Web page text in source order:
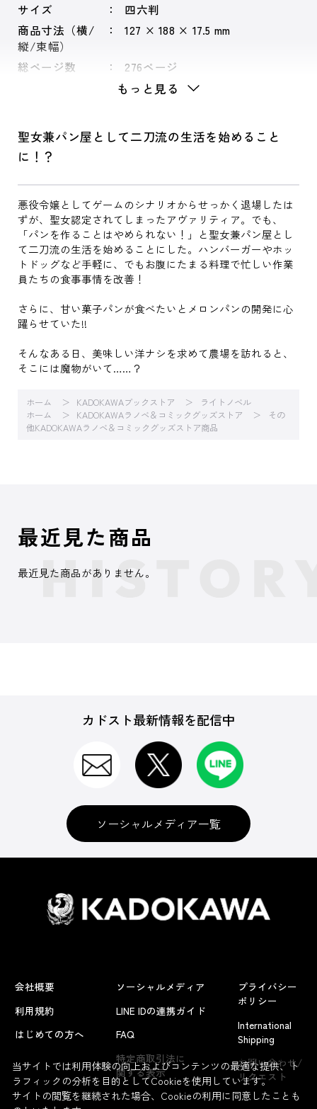
サイズ
四六判
商品寸法（横/
縦/束幅）
127 × 188 × 17.5 mm
総ページ数 276ページ
もっと見る
聖女兼パン屋として二刀流の生活を始めること
に！？
悪役令嬢としてゲームのシナリオからせっかく退場したは
ずが、聖女認定されてしまったアヴァリティア。でも、
「パンを作ることはやめられない！」と聖女兼パン屋とし
て二刀流の生活を始めることにした。ハンバーガーやホッ
トドッグなど手軽に、でもお腹にたまる料理で忙しい作業
員たちの食事事情を改善！
さらに、甘い菓子パンが食べたいとメロンパンの開発に心
躍らせていた!!
そんなある日、美味しい洋ナシを求めて農場を訪れると、
そこには魔物がいて……？
ホーム KADOKAWAブックストア
ライトノベル
ホーム
KADOKAWAラノベ＆コミックグッズストア
その
他KADOKAWAラノベ＆コミックグッズストア商品
よくあるお問い合わせ
最近見た商品
最近見た商品がありません。
カドスト最新情報を配信中
ソーシャルメディア一覧
会社概要
利用規約
はじめての方へ
ソーシャルメディア
LINE IDの連携ガイド
FAQ
特定商取引法に
関する表示
プライバシー
ポリシー
International
Shipping
お問い合わせ/
リクエスト
当サイトでは利用体験の向上およびコンテンツの最適な提供、ト
ラフィックの分析を目的としてCookieを使用しています。
サイトの閲覧を継続された場合、Cookieの利用に同意したことも